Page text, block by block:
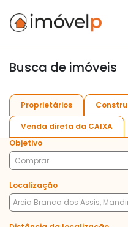
Busca de imóveis
Proprietários
Venda direta da CAIXA
Objetivo
Localização